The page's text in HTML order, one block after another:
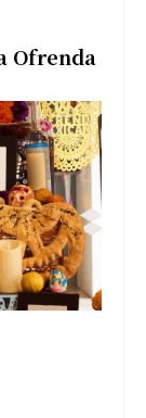
Ofrenda